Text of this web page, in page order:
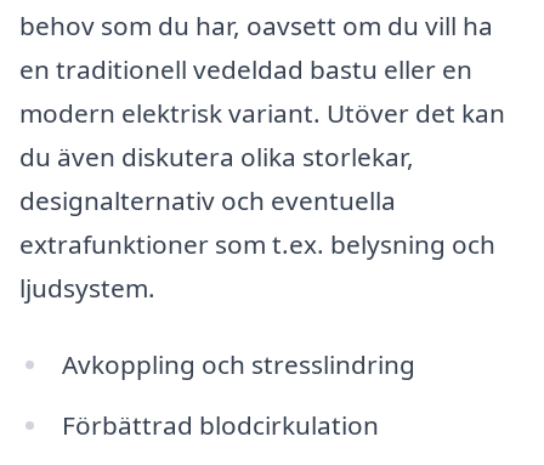
behov som du har, oavsett om du vill ha
en traditionell vedeldad bastu eller en
modern elektrisk variant. Utöver det kan
du även diskutera olika storlekar,
designalternativ och eventuella
extrafunktioner som t.ex. belysning och
ljudsystem.
Avkoppling och stresslindring
Förbättrad blodcirkulation